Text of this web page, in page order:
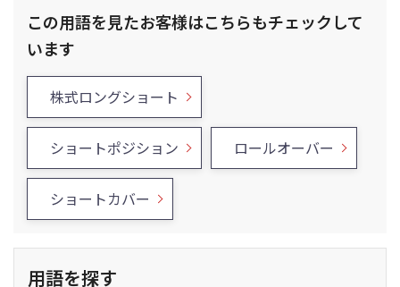
この用語を見たお客様はこちらもチェックして
います
株式ロングショート
ショートポジション ロールオーバー
ショートカバー
用語を探す